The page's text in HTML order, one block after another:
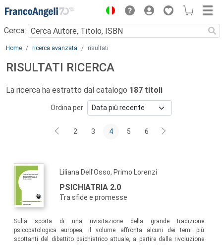
Menu
Cerca:
Main content
Home ricerca avanzata risultati
RISULTATI RICERCA
La ricerca ha estratto dal catalogo 187 titoli
Ordina per
2 3 4 5 6
Liliana Dell'Osso, Primo Lorenzi
PSICHIATRIA 2.0
Tra sfide e promesse
Sulla scorta di una rivisitazione della grande tradizione
psicopatologica europea, il volume affronta alcuni dei temi più
scottanti del dibattito psichiatrico attuale, a partire dalla rivoluzione